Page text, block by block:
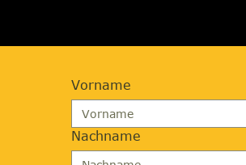
Vorname
Nachname